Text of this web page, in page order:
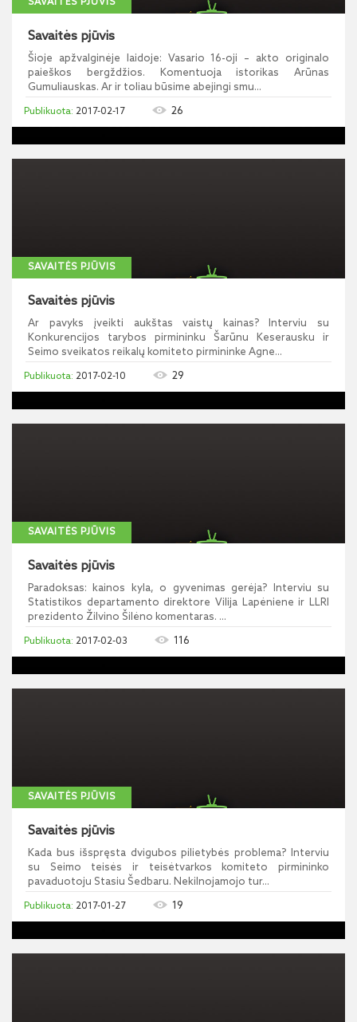
SAVAITĖS PJŪVIS
Savaitės pjūvis
Šioje apžvalginėje laidoje: Vasario 16-oji – akto originalo
paieškos bergždžios. Komentuoja istorikas Arūnas
Gumuliauskas. Ar ir toliau būsime abejingi smu...
2017-02-17 26
SAVAITĖS PJŪVIS
Savaitės pjūvis
Ar pavyks įveikti aukštas vaistų kainas? Interviu su
Konkurencijos tarybos pirmininku Šarūnu Keserausku ir
Seimo sveikatos reikalų komiteto pirmininke Agne...
2017-02-10 29
SAVAITĖS PJŪVIS
Savaitės pjūvis
Paradoksas: kainos kyla, o gyvenimas gerėja? Interviu su
Statistikos departamento direktore Vilija Lapėniene ir LLRI
prezidento Žilvino Šilėno komentaras. ...
2017-02-03 116
SAVAITĖS PJŪVIS
Savaitės pjūvis
Kada bus išspręsta dvigubos pilietybės problema? Interviu
su Seimo teisės ir teisėtvarkos komiteto pirmininko
pavaduotoju Stasiu Šedbaru. Nekilnojamojo tur...
2017-01-27 19